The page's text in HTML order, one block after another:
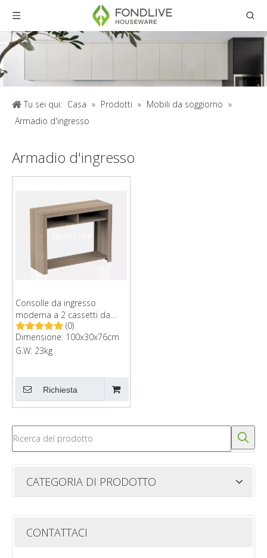
Tu sei qui: Casa » Prodotti » Mobili da soggiorno »
Armadio d'ingresso
Armadio d'ingresso
Consolle da ingresso
moderna a 2 cassetti da
soggiorno
(0)
Dimensione: 100x30x76cm
G.W: 23kg
Richiesta
CATEGORIA DI PRODOTTO
CONTATTACI